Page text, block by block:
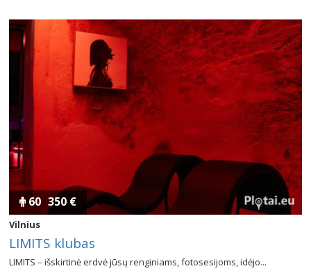
60 350 €
Vilnius
LIMITS klubas
LIMITS – išskirtinė erdvė jūsų renginiams, fotosesijoms, idėjo...